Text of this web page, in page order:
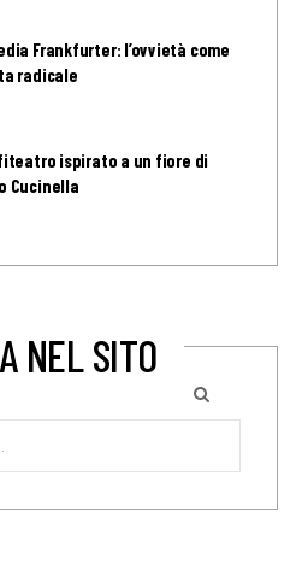
Frankfurter: l’ovvietà come
radicale
ispirato a un fiore di
Cucinella
NEL SITO